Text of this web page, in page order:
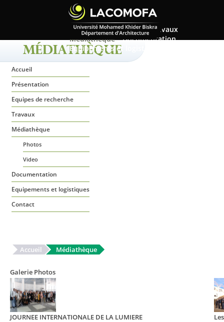
Accueil
Présentation
Equipes de recherche
Travaux
Médiathèque
Documentation
Equipements et logistiques
MÉDIATHÈQUE
Accueil
Présentation
Equipes de recherche
Travaux
Médiathèque
Photos
Video
Documentation
Equipements et logistiques
Contact
Accueil Médiathèque
Galerie Photos
JOURNEE INTERNATIONALE DE LA LUMIERE